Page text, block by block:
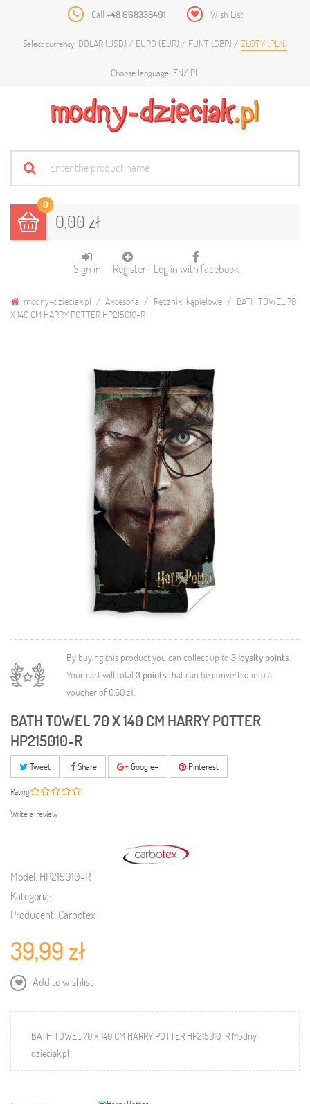
Call +48 668338491 Wish List
Select currency: DOLAR (USD) EURO (EUR) FUNT (GBP) ZŁOTY (PLN)
Choose language: EN PL
0
0,00 zł
Sign in Register Log in with facebook
modny-dzieciak.pl Akcesoria Ręczniki kąpielowe
BATH TOWEL 70
X 140 CM HARRY POTTER HP215010-R
By buying this product you can collect up to 3 loyalty points.
Your cart will total 3points that can be converted into a
voucher of 0,60 zł.
BATH TOWEL 70 X 140 CM HARRY POTTER
HP215010-R
Tweet Share Google+ Pinterest
Rating
Write a review
Model: HP215010-R
Kategoria:
Producent: Carbotex
39,99 zł
Add to wishlist
BATH TOWEL 70 X 140 CM HARRY POTTER HP215010-R Modny-
dzieciak.pl